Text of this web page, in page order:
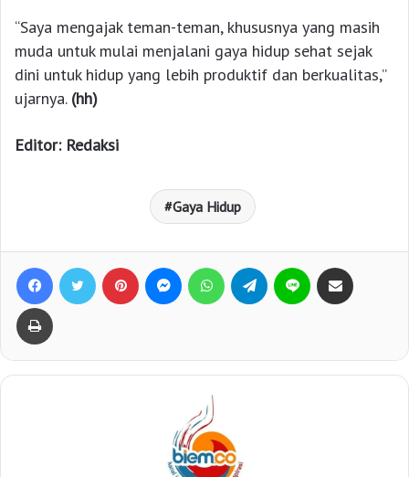
“Saya mengajak teman-teman, khususnya yang masih
muda untuk mulai menjalani gaya hidup sehat sejak
dini untuk hidup yang lebih produktif dan berkualitas,”
ujarnya. (hh)
Editor: Redaksi
Gaya Hidup